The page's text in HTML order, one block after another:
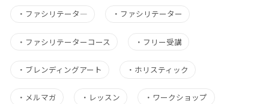
・ ファシリテータ― ・ ファシリテーター
・ ファシリテーターコース ・ フリー受講
・ ブレンディングアート ・ ホリスティック
・ メルマガ ・ レッスン ・ ワークショップ